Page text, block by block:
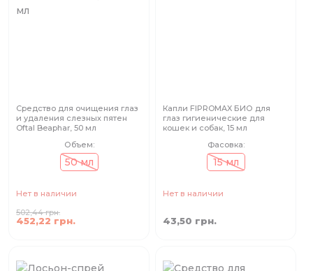
Средство для очищения глаз
и удаления слезных пятен
Oftal Beaphar, 50 мл
Объем:
50 мл
Нет в наличии
502,44 грн.
452,22 грн.
Капли FIPROMAX БИО для
глаз гигиенические для
кошек и собак, 15 мл
Фасовка:
15 мл
Нет в наличии
43,50 грн.